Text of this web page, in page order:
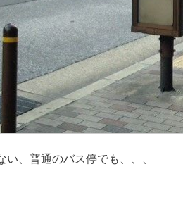
い、普通のバス停でも、、、